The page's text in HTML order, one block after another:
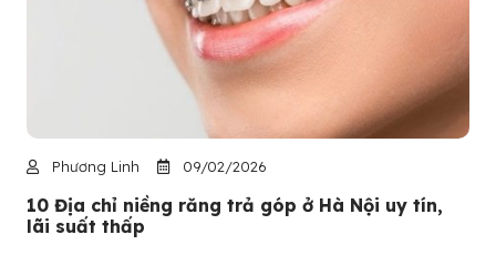
Phương Linh 09/02/2026
10 Địa chỉ niềng răng trả góp ở Hà Nội uy tín,
lãi suất thấp